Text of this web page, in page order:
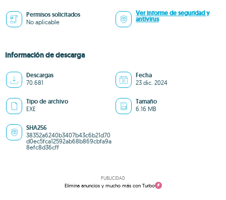
Permisos solicitados
No aplicable
Ver informe de seguridad y
antivirus
Información de descarga
Descargas
70.681
Fecha
23 dic. 2024
Tipo de archivo
EXE
Tamaño
6.16 MB
SHA256
38352a6240b3407b43c6b21d70
d0ec5fca12592ab68b869cbfa9a
8efc8d36cff
PUBLICIDAD
Elimina anuncios y mucho más con Turbo